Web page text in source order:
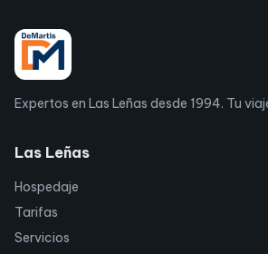
Expertos en Las Leñas desde 1994. Tu
Las Leñas
Hospedaje
Tarifas
Servicios